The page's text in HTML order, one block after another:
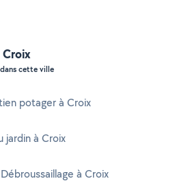
cette ville
potager à Croix
jardin à Croix
à Croix